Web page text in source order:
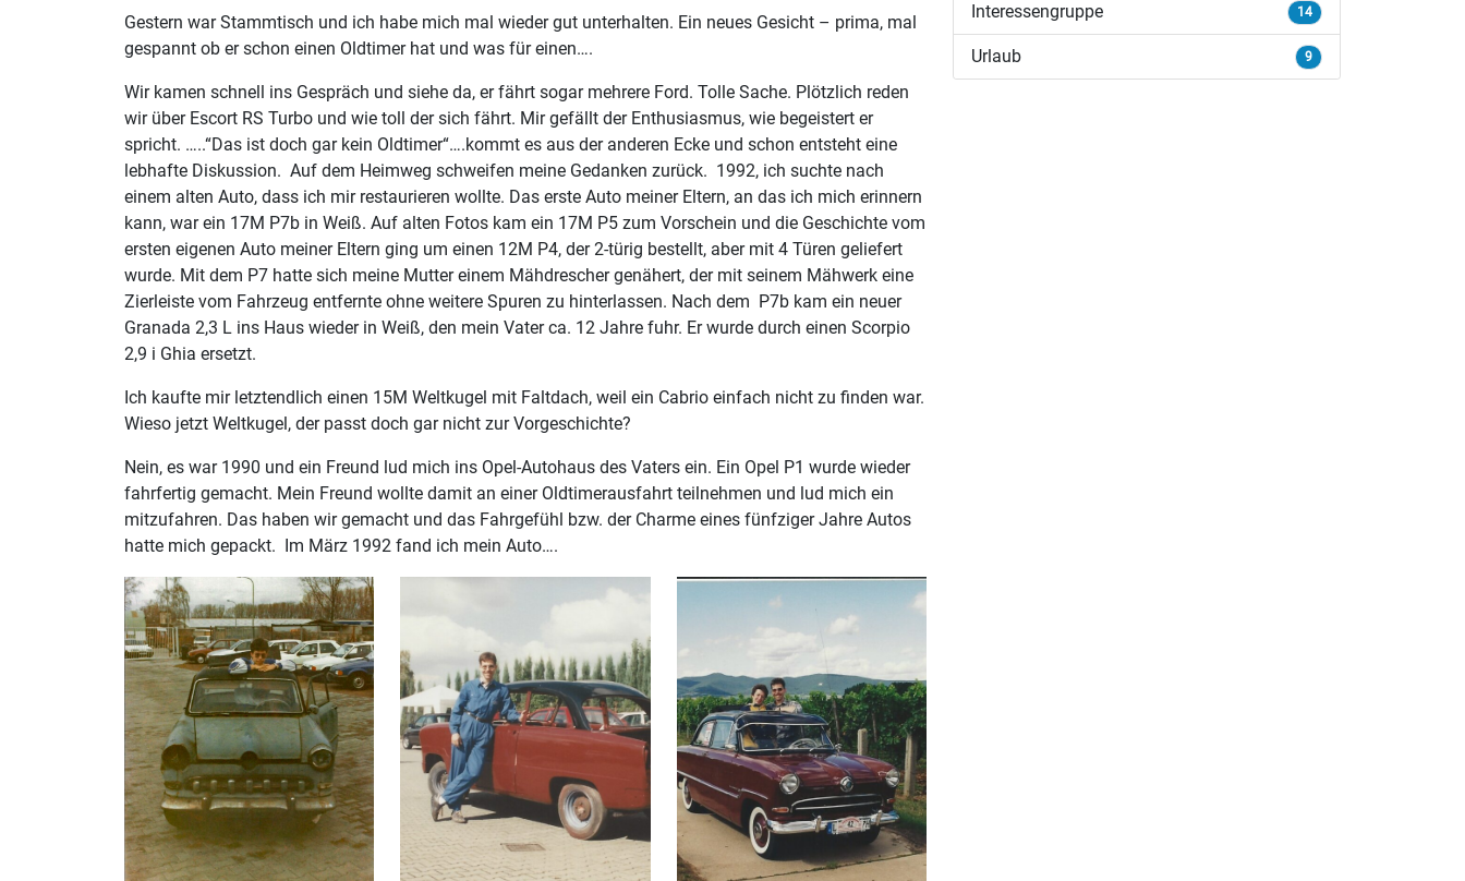
Gestern war Stammtisch und ich habe mich mal wieder gut unterhalten. Ein neues Gesicht – prima, mal
gespannt ob er schon einen Oldtimer hat und was für einen….
Wir kamen schnell ins Gespräch und siehe da, er fährt sogar mehrere Ford. Tolle Sache. Plötzlich reden
wir über Escort RS Turbo und wie toll der sich fährt. Mir gefällt der Enthusiasmus, wie begeistert er
spricht. …..“Das ist doch gar kein Oldtimer“….kommt es aus der anderen Ecke und schon entsteht eine
lebhafte Diskussion. Auf dem Heimweg schweifen meine Gedanken zurück. 1992, ich suchte nach
einem alten Auto, dass ich mir restaurieren wollte. Das erste Auto meiner Eltern, an das ich mich erinnern
kann, war ein 17M P7b in Weiß. Auf alten Fotos kam ein 17M P5 zum Vorschein und die Geschichte vom
ersten eigenen Auto meiner Eltern ging um einen 12M P4, der 2-türig bestellt, aber mit 4 Türen geliefert
wurde. Mit dem P7 hatte sich meine Mutter einem Mähdrescher genähert, der mit seinem Mähwerk eine
Zierleiste vom Fahrzeug entfernte ohne weitere Spuren zu hinterlassen. Nach dem P7b kam ein neuer
Granada 2,3 L ins Haus wieder in Weiß, den mein Vater ca. 12 Jahre fuhr. Er wurde durch einen Scorpio
2,9 i Ghia ersetzt.
Ich kaufte mir letztendlich einen 15M Weltkugel mit Faltdach, weil ein Cabrio einfach nicht zu finden war.
Wieso jetzt Weltkugel, der passt doch gar nicht zur Vorgeschichte?
Nein, es war 1990 und ein Freund lud mich ins Opel-Autohaus des Vaters ein. Ein Opel P1 wurde wieder
fahrfertig gemacht. Mein Freund wollte damit an einer Oldtimerausfahrt teilnehmen und lud mich ein
mitzufahren. Das haben wir gemacht und das Fahrgefühl bzw. der Charme eines fünfziger Jahre Autos
hatte mich gepackt. Im März 1992 fand ich mein Auto….
Interessengruppe 14
Urlaub 9